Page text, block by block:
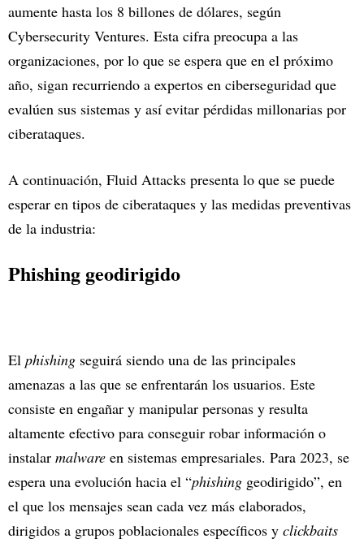
aumente hasta los 8 billones de dólares, según
Cybersecurity Ventures. Esta cifra preocupa a las
organizaciones, por lo que se espera que en el próximo
año, sigan recurriendo a expertos en ciberseguridad que
evalúen sus sistemas y así evitar pérdidas millonarias por
ciberataques.
A continuación, Fluid Attacks presenta lo que se puede
esperar en tipos de ciberataques y las medidas preventivas
de la industria:
Phishing geodirigido
El phishing seguirá siendo una de las principales
amenazas a las que se enfrentarán los usuarios. Este
consiste en engañar y manipular personas y resulta
altamente efectivo para conseguir robar información o
instalar malware en sistemas empresariales. Para 2023, se
espera una evolución hacia el “phishing geodirigido”, en
el que los mensajes sean cada vez más elaborados,
dirigidos a grupos poblacionales específicos y clickbaits